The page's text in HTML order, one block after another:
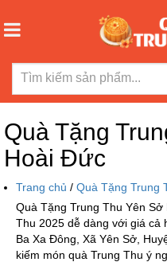
Quà Tặng
Hoài Đức
Trang chủ / Quà Tặng Trung
Quà Tặng Trung Thu Yên
Thu 2025 dễ dàng với giá
Ba Xa Đông, Xã Yên Sở,
kiếm món quà Trung Thu ý